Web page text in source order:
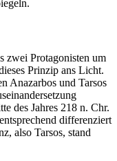
zwei Protagonisten um
Prinzip ans Licht.
Anazarbos und Tarsos
des Jahres 218 n. Chr.
differenziert
also Tarsos, stand